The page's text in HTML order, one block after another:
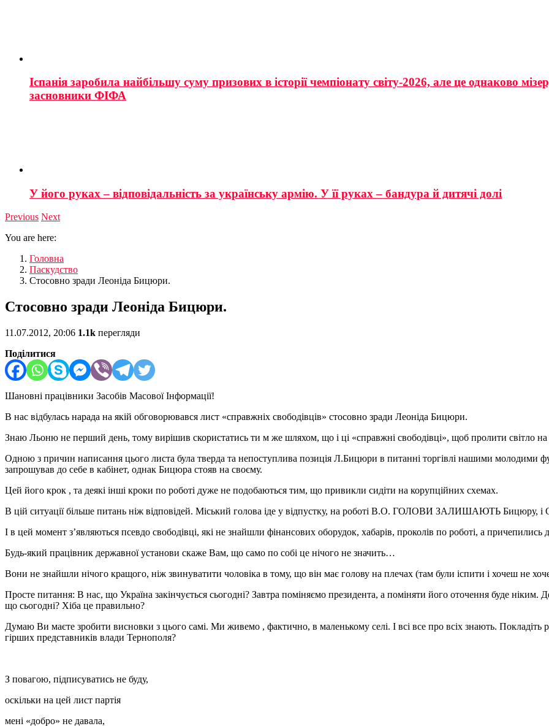
Іспанія заробила найбільшу суму призових в історії чемпіонату світу-2026, але це однаково
засновники ФІФА
У його руках – відповідальність за українську армію. У її руках – бандура й дитячі долі
Previous Next
You are here:
Головна
Паскудство
Cтосовно зради Леоніда Бицюри.
Cтосовно зради Леоніда Бицюри.
11.07.2012, 20:06 1.1k перегляди
Поділитися
Шановні працівники Засобів Масової Інформації!
В нас відбулась нарада на якій обговорювався лист «справжніх свободівців» стосовно зради Леоніда Бицюри.
Знаю Льоню не перший день, тому вирішив скористатись ти м же шляхом, що і ці «справжні свободівці», щоб пролити світло на
Одною з причин написання цього листа була тверда та непоступлива позиція Л.Бицюри в питанні торгівлі нашими молодими
запрошував до себе в кабінет, однак Бицюра стояв на своєму.
Цей його крок , та деякі інші кроки по роботі дуже не подобаються тим, що привикли сидіти на корупційних схемах.
В цій ситуації більше питань ніж відповідей. Міський голова іде у відпустку, на роботі В.О. ГОЛОВИ ЗАЛИШАЮТЬ Бицюру, і
І в цей момент з’являються псевдо свободівці, які не знайшли фінансових оборудок, хабарів, проколів по роботі, а причепились
Будь-який працівник державної установи скаже Вам, що само по собі це нічого не значить…
Вони не знайшли нічого кращого, ніж звинуватити чоловіка в тому, що він має голову на плечах (там були іспити і хочеш не
Просте питання: В нас, що Україна закінчується сьогодні? Завтра поміняємо президента, а поміняти його оточення буде ніким.
що сьогодні? Хіба це правильно?
Думаю Ви маєте зробити висновки з цього самі. Ми живемо , фактично, в маленькому селі. І всі все про всіх знають. Покладіть
гірших представників влади Тернополя?
З повагою, підписуватись не буду,
оскільки на цей лист партія
мені «добро» не давала,